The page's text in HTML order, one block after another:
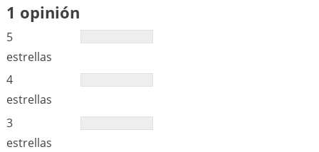
1 opinión
5
estrellas
4
estrellas
3
estrellas